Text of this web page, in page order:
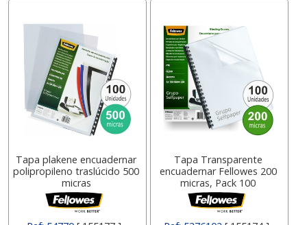
Tapa plakene encuadernar
polipropileno traslúcido 500
micras
Tapa Transparente
encuadernar Fellowes 200
micras, Pack 100